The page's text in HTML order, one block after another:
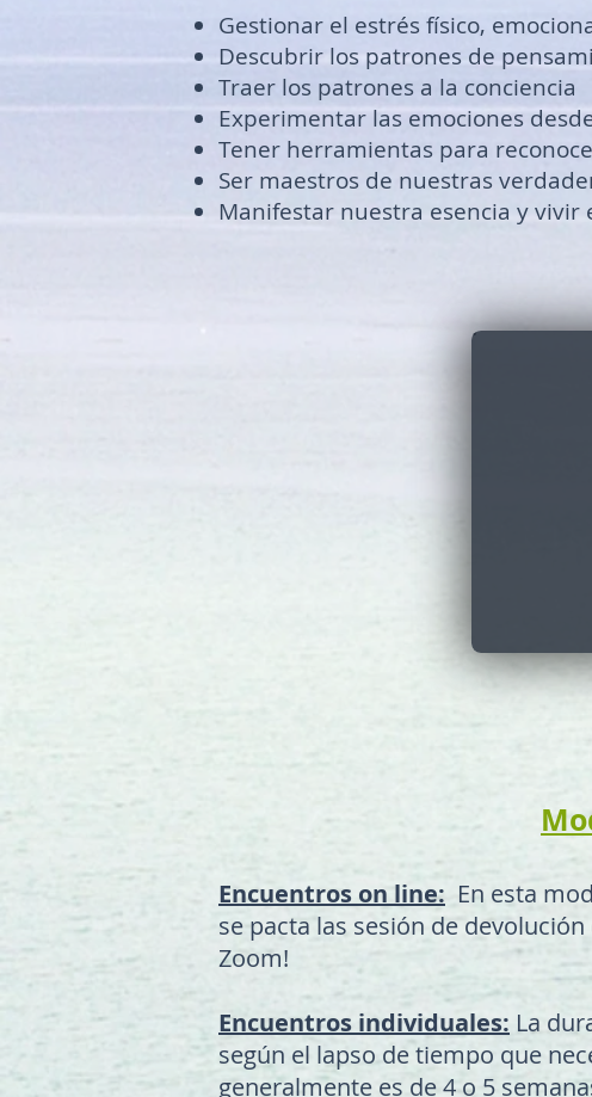
Gestionar el estrés físico,
Descubrir los patrones de
Traer los patrones a la conciencia
Experimentar las emociones
Tener herramientas para
Ser maestros de nuestras
Manifestar nuestra esencia y vivir
Encuentros on line: En esta
se pacta las sesión de
Zoom!
Encuentros individuales: La
según el lapso de tiempo que
generalmente es de 4 o 5